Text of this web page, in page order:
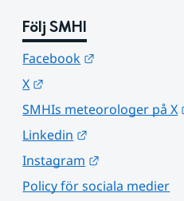
Följ SMHI
Facebook
X
SMHIs meteorologer på X
Linkedin
Instagram
Policy för sociala medier